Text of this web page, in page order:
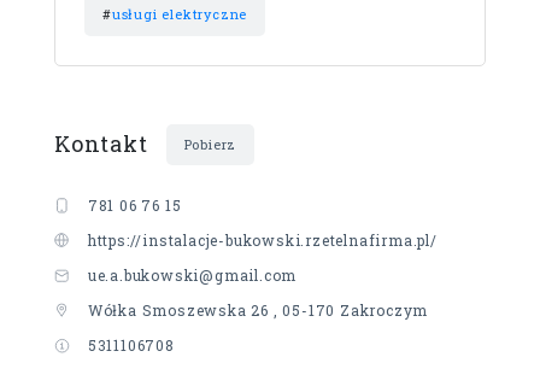
#usługi elektryczne
Kontakt Pobierz
781 06 76 15
https://instalacje-bukowski.rzetelnafirma.pl/
ue.a.bukowski@gmail.com
Wółka Smoszewska 26 , 05-170 Zakroczym
5311106708